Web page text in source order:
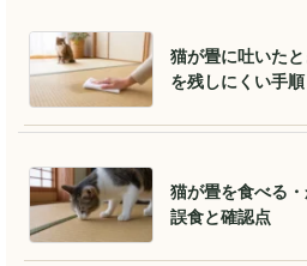
猫が畳に吐いた
を残しにくい手順
猫が畳を食べる
誤食と確認点